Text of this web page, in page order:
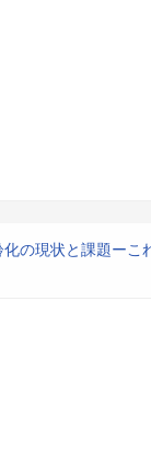
の現状と課題ーこ